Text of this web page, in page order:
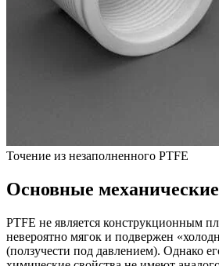
Точение из незаполненного PTFE
Основные
PTFE не является конструкционным
невероятно мягок и подвержен
(ползучести под давлением). Однако